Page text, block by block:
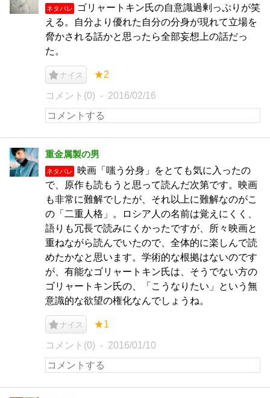
ネタバレ
ゴリャートキン氏の自意識過剰っぷりが笑
える。自分より優れた自分の分身が現れて立場を
脅かされる話かと思ったら全部妄想上の話だっ
た。
ナイス ★2
コメント(0) 2016/02/16
重金属製の男
ネタバレ
映画「嗤う分身」をとても気に入ったの
で、原作も読もうと思って読んだ次第です。映画
も非常に難解でしたが、それ以上に難解なのがこ
の「二重人格」。ロシア人の名前は覚えにくく、
語りも冗長で読みにくかったですが、所々映画と
重ねながら読んでいたので、全体的に楽しんで読
めたかなと思います。学術的な根拠はないのです
が、有能なゴリャートキン氏は、そうでない方の
ゴリャートキン氏の、「こうなりたい」という無
意識的な欲望の権化なんでしょうね。
ナイス ★1
コメント(0) 2016/01/10